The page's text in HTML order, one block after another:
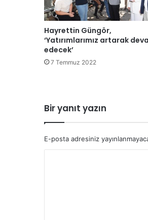
Hayrettin Güngör,
‘Yatırımlarımız artarak
edecek’
7 Temmuz 2022
Bir yanıt yazın
E-posta adresiniz